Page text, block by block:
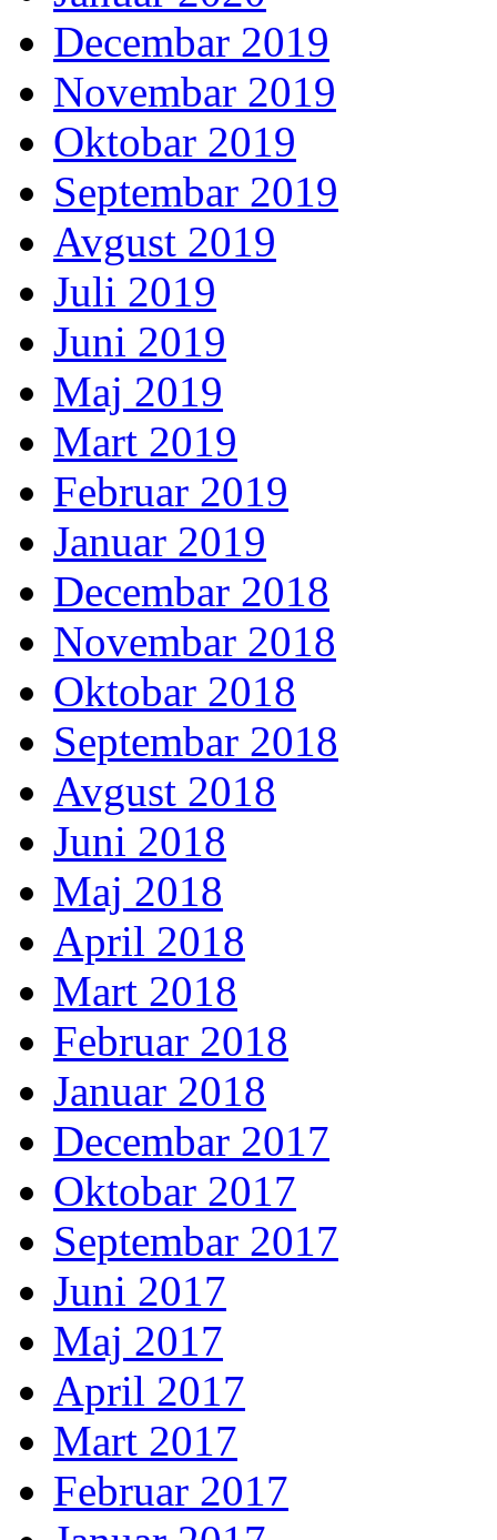
Decembar 2019
Novembar 2019
Oktobar 2019
Septembar 2019
Avgust 2019
Juli 2019
Juni 2019
Maj 2019
Mart 2019
Februar 2019
Januar 2019
Decembar 2018
Novembar 2018
Oktobar 2018
Septembar 2018
Avgust 2018
Juni 2018
Maj 2018
April 2018
Mart 2018
Februar 2018
Januar 2018
Decembar 2017
Oktobar 2017
Septembar 2017
Juni 2017
Maj 2017
April 2017
Mart 2017
Februar 2017